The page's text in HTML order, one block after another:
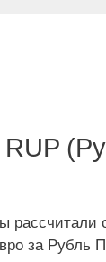
RUP
рассчитали
за Рубль